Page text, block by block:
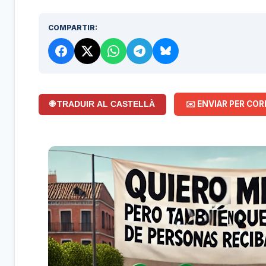
COMPARTIR:
🌐 TRADUIR AL CASTELLÀ ✉️ ENVIAR PER